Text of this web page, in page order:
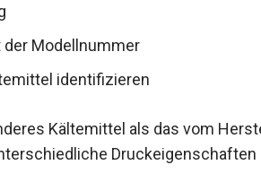
Modellnummer
identifizieren
Kältemittel als das vom
Druckeigenschaften